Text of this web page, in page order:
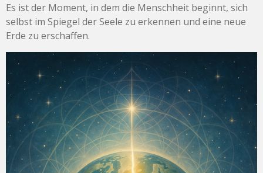
Es ist der Moment, in dem die Menschheit beginnt, sich
selbst im Spiegel der Seele zu erkennen und eine neue
Erde zu erschaffen.